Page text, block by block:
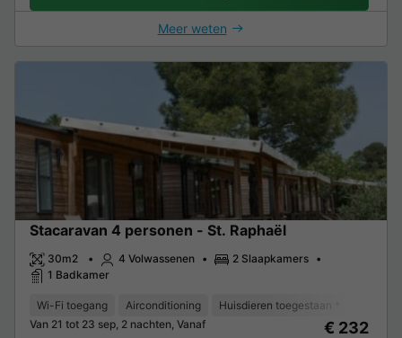
Meer weten
Stacaravan 4 personen - St. Raphaël
30m2 4 Volwassenen
2 Slaapkamers
1 Badkamer
Wi-Fi toegang Airconditioning Huisdieren toegestaan *
Van 21 tot 23 sep, 2 nachten, Vanaf
€ 232